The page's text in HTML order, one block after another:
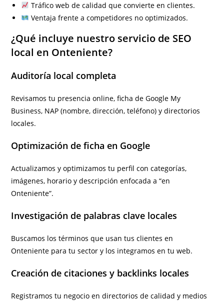
Tráfico web de calidad que convierte en clientes.
Ventaja frente a competidores no optimizados.
¿Qué incluye nuestro servicio de SEO
local en Onteniente?
Auditoría local completa
Revisamos tu presencia online, ficha de Google My
Business, NAP (nombre, dirección, teléfono) y directorios
locales.
Optimización de ficha en Google
Actualizamos y optimizamos tu perfil con categorías,
imágenes, horario y descripción enfocada a “en
Onteniente”.
Investigación de palabras clave locales
Buscamos los términos que usan tus clientes en
Onteniente para tu sector y los integramos en tu web.
Creación de citaciones y backlinks locales
Registramos tu negocio en directorios de calidad y medios